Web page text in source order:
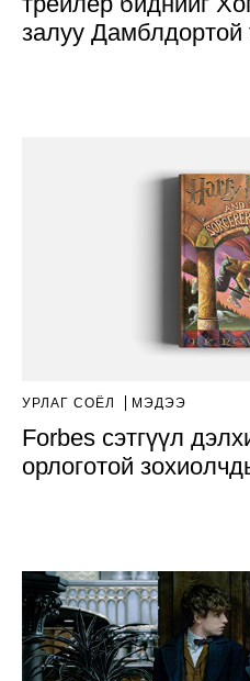
залуу Дамблдортой
УРЛАГ СОЁЛ МЭДЭЭ
Forbes сэтгүүл
орлоготой